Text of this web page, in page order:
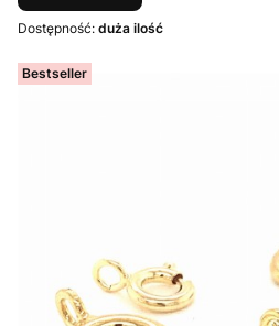
Dostępność: duża ilość
Bestseller